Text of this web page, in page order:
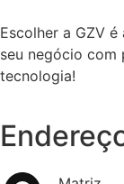
Escolher a GZV
seu negócio com
tecnologia!